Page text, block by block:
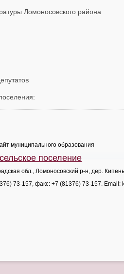
Ломоносовского района
муниципального образования
поселение
обл., Ломоносовский р-н, дер.
73-157, факс: +7 (81376) 73-157. Email: